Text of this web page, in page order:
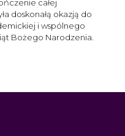
całej
doskonałą okazją do
i wspólnego
Bożego Narodzenia.